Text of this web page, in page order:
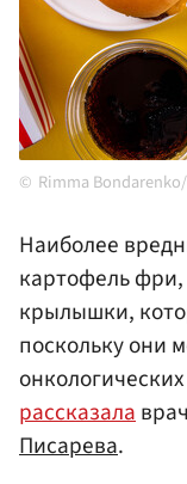
Rimma
Наиболее
картофель
крылышки,
поскольку они
рассказала
Писарева.